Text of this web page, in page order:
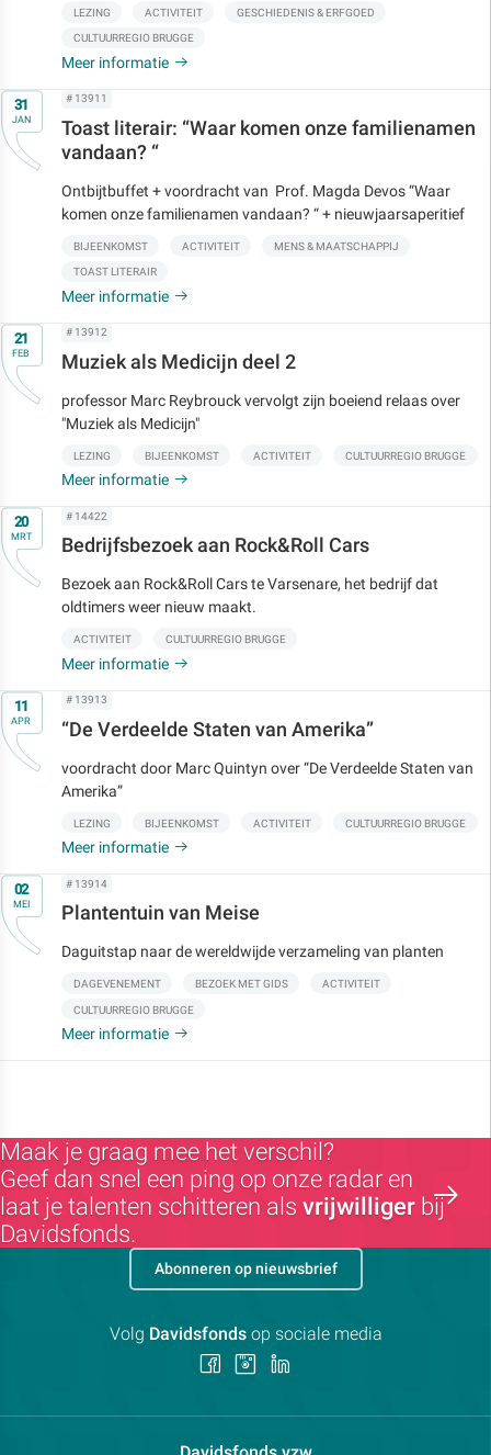
LEZING ACTIVITEIT GESCHIEDENIS & ERFGOED
CULTUURREGIO BRUGGE
Meer informatie
Op31
JAN
# 13911
Toast literair: “Waar komen onze familienamen
vandaan? “
Ontbijtbuffet + voordracht van Prof. Magda Devos “Waar
komen onze familienamen vandaan? “ + nieuwjaarsaperitief
BIJEENKOMST ACTIVITEIT MENS & MAATSCHAPPIJ
TOAST LITERAIR
Meer informatie
Op21
FEB
# 13912
Muziek als Medicijn deel 2
professor Marc Reybrouck vervolgt zijn boeiend relaas over
"Muziek als Medicijn"
LEZING BIJEENKOMST ACTIVITEIT CULTUURREGIO BRUGGE
Meer informatie
Op20
MRT
# 14422
Bedrijfsbezoek aan Rock&Roll Cars
Bezoek aan Rock&Roll Cars te Varsenare, het bedrijf dat
oldtimers weer nieuw maakt.
ACTIVITEIT CULTUURREGIO BRUGGE
Meer informatie
Op11
APR
# 13913
“De Verdeelde Staten van Amerika”
voordracht door Marc Quintyn over “De Verdeelde Staten van
Amerika”
LEZING BIJEENKOMST ACTIVITEIT CULTUURREGIO BRUGGE
Meer informatie
Op02
MEI
# 13914
Plantentuin van Meise
Daguitstap naar de wereldwijde verzameling van planten
DAGEVENEMENT BEZOEK MET GIDS ACTIVITEIT
CULTUURREGIO BRUGGE
Meer informatie
Maak je graag mee het verschil?
Geef dan snel een ping op onze radar en
laat je talenten schitteren als vrijwilliger bij
Davidsfonds.
Contactpersoon:
Abonneren op nieuwsbrief
Volg Davidsfondsop sociale media
Volg Volg